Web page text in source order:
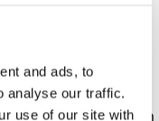
and ads, to
analyse our traffic.
use of our site with
og tre
av den halvt
Yantai. Olje/vann-
brønnene, noe som